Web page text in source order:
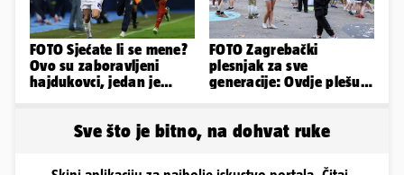
FOTO Sjećate li se mene?
Ovo su zaboravljeni
hajdukovci, jedan je
FOTO Zagrebački
plesnjak za sve
generacije: Ovdje plešu
Sve što je bitno, na dohvat ruke